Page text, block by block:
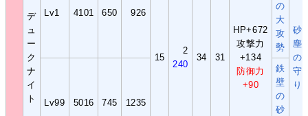
デ
ュ
ー
ク
ナ
イ
ト
Lv1 4101 650 926
15
2
240
34 31
HP+672
攻撃力
+134
防御力
+90
の
大
攻
勢
砂
塵
の
守
り
Lv99
5016 745 1235
鉄
壁
の
砂